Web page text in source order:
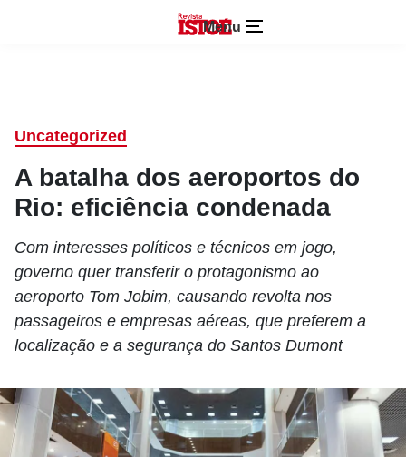
Menu
Uncategorized
A batalha dos aeroportos do
Rio: eficiência condenada
Com interesses políticos e técnicos em jogo,
governo quer transferir o protagonismo ao
aeroporto Tom Jobim, causando revolta nos
passageiros e empresas aéreas, que preferem a
localização e a segurança do Santos Dumont